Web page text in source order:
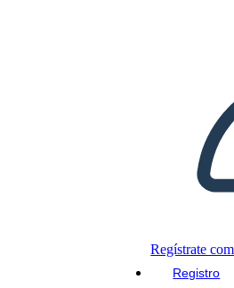
Regístrate
Registro